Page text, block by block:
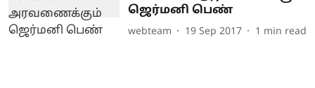
ஜெர்மனி பெண்
webteam 19 Sep 2017 1 min read